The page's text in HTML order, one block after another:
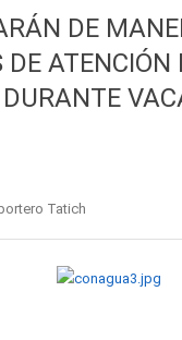
DE
DE ATENCIÓN
Tatich